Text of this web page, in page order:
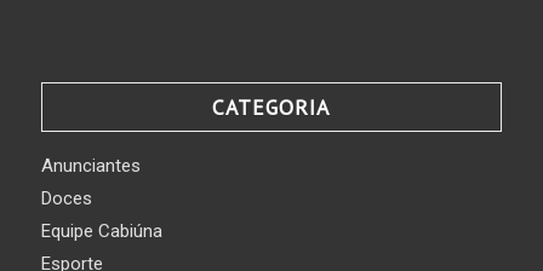
CATEGORIA
Anunciantes
Doces
Equipe Cabiúna
Esporte